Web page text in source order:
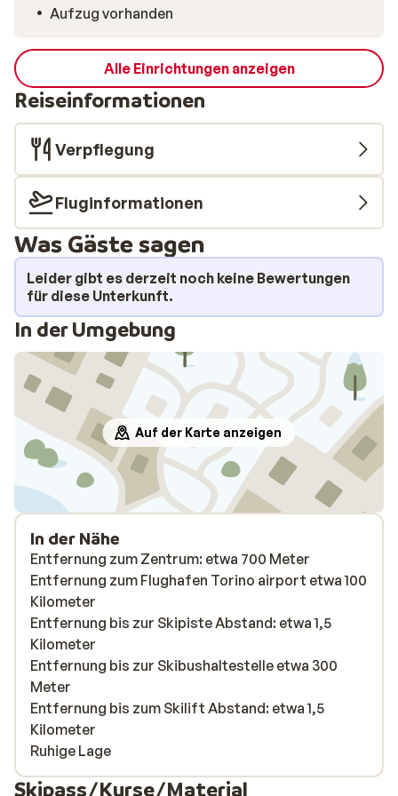
von dir entdeckt zu werden.
Aufzug vorhanden
Alle Einrichtungen anzeigen
Reiseinformationen
Verpflegung
Fluginformationen
Was Gäste sagen
Leider gibt es derzeit noch keine Bewertungen
für diese Unterkunft.
In der Umgebung
Auf der Karte anzeigen
In der Nähe
Entfernung zum Zentrum: etwa 700 Meter
Entfernung zum Flughafen Torino airport etwa 100
Kilometer
Entfernung bis zur Skipiste Abstand: etwa 1,5
Kilometer
Entfernung bis zur Skibushaltestelle etwa 300
Meter
Entfernung bis zum Skilift Abstand: etwa 1,5
Kilometer
Ruhige Lage
Skipass/Kurse/Material